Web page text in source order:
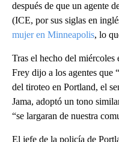
después de que un agente
(ICE, por sus siglas en
mujer en Minneapolis, lo
Tras el hecho del
Frey dijo a los agentes que
del tiroteo en Portland, el
Jama, adoptó un tono
“se largaran de nuestra
El jefe de la policía de